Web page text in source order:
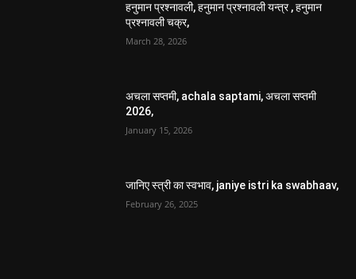
हनुमान प्रश्नावली, हनुमान प्रश्नावली यन्त्र , हनुमान
प्रश्नावली चक्र,
March 28, 2026
अचला सप्तमी, achala saptami, अचला सप्तमी
2026,
January 15, 2026
जानिए स्त्री का स्वभाव, janiye istri ka swabhaav,
February 26, 2025